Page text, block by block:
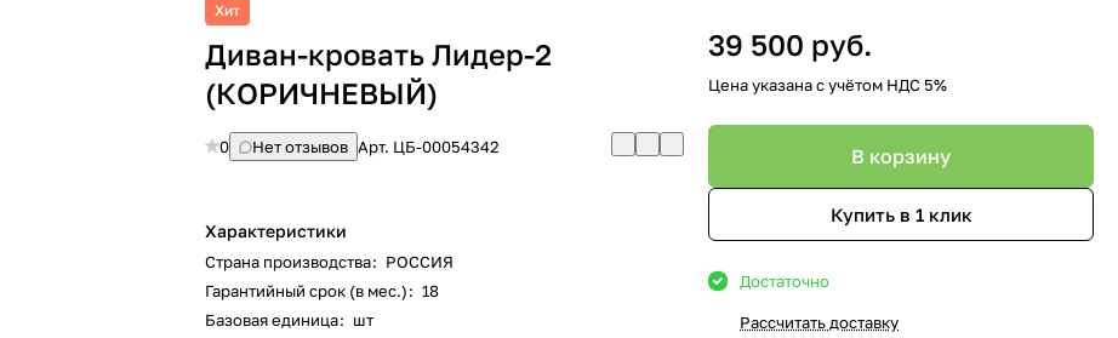
Хит
Диван-кровать Лидер-2
(КОРИЧНЕВЫЙ)
0 Нет отзывов Арт. ЦБ-00054342
Характеристики
Страна производства: РОССИЯ
Гарантийный срок (в мес.): 18
Базовая единица: шт
39 500 руб.
Цена указана с учётом НДС 5%
В корзину
Купить в 1 клик
Достаточно
Рассчитать доставку